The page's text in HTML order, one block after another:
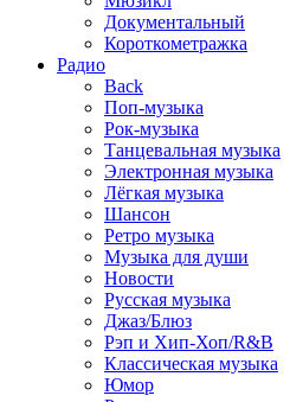
Документальный
Короткометражка
Радио
Back
Поп-музыка
Рок-музыка
Танцевальная музыка
Электронная музыка
Лёгкая музыка
Шансон
Ретро музыка
Музыка для души
Новости
Русская музыка
Джаз/Блюз
Рэп и Хип-Хоп/R&B
Классическая музыка
Юмор